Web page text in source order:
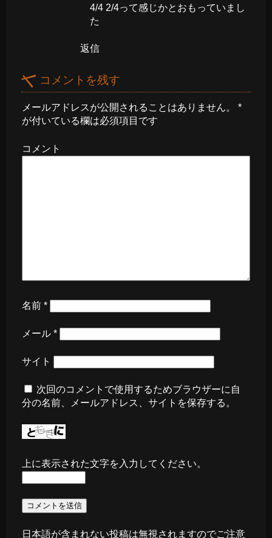
4/4 2/4って感じかとおもっていまし
た
返信
コメントを残す
メールアドレスが公開されることはありません。
*
が付いている欄は必須項目です
コメント
名前 *
メール *
サイト
次回のコメントで使用するためブラウザーに自
分の名前、メールアドレス、サイトを保存する。
上に表示された文字を入力してください。
日本語が含まれない投稿は無視されますのでご注意